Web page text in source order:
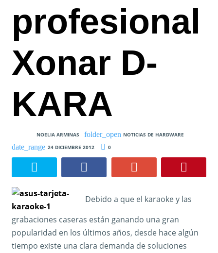
profesional
Xonar D-
KARA
NOELIA ARMINAS
NOTICIAS DE HARDWARE
24 DICIEMBRE 2012
0
Debido a que el karaoke y las
grabaciones caseras están ganando una gran
popularidad en los últimos años, desde hace algún
tiempo existe una clara demanda de soluciones